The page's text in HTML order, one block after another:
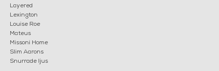
Layered
Lexington
Louise Roe
Mateus
Missoni Home
Slim Aarons
Snurrade ljus